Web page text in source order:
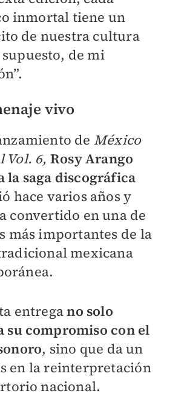
inmortal tiene un
de nuestra cultura
de mi
vivo
de México
Vol. 6, Rosy Arango
la saga discográfica
hace varios años y
convertido en una de
más importantes de la
mexicana
entregano solo
su compromiso con el
, sino que da un
en la reinterpretación
nacional.